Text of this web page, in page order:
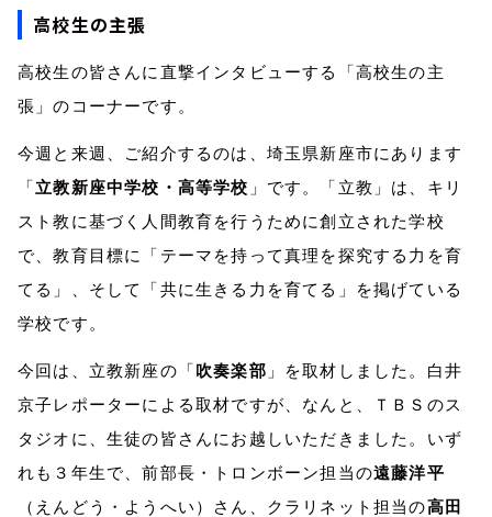
高校生の主張
高校生の皆さんに直撃インタビューする「高校生の主
張」のコーナーです。
今週と来週、ご紹介するのは、埼玉県新座市にあります
「 立教新座中学校・高等学校 」です。「立教」は、キリ
スト教に基づく人間教育を行うために創立された学校
で、教育目標に「テーマを持って真理を探究する力を育
てる」、そして「共に生きる力を育てる」を掲げている
学校です。
今回は、立教新座の「 吹奏楽部 」を取材しました。白井
京子レポーターによる取材ですが、なんと、ＴＢＳのス
タジオに、生徒の皆さんにお越しいただきました。いず
れも３年生で、前部長・トロンボーン担当の遠藤洋平
（えんどう・ようへい）さん、クラリネット担当の高田